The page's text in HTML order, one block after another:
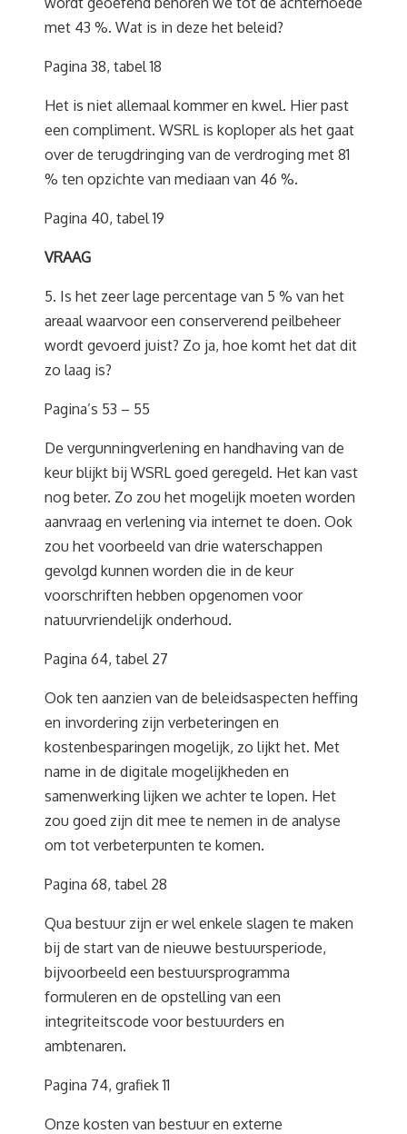
met 43 %. Wat is in deze het beleid?
Pagina 38, tabel 18
Het is niet allemaal kommer en kwel. Hier past
een compliment. WSRL is koploper als het gaat
over de terugdringing van de verdroging met 81
% ten opzichte van mediaan van 46 %.
Pagina 40, tabel 19
VRAAG
5. Is het zeer lage percentage van 5 % van het
areaal waarvoor een conserverend peilbeheer
wordt gevoerd juist? Zo ja, hoe komt het dat dit
zo laag is?
Pagina’s 53 – 55
De vergunningverlening en handhaving van de
keur blijkt bij WSRL goed geregeld. Het kan vast
nog beter. Zo zou het mogelijk moeten worden
aanvraag en verlening via internet te doen. Ook
zou het voorbeeld van drie waterschappen
gevolgd kunnen worden die in de keur
voorschriften hebben opgenomen voor
natuurvriendelijk onderhoud.
Pagina 64, tabel 27
Ook ten aanzien van de beleidsaspecten heffing
en invordering zijn verbeteringen en
kostenbesparingen mogelijk, zo lijkt het. Met
name in de digitale mogelijkheden en
samenwerking lijken we achter te lopen. Het
zou goed zijn dit mee te nemen in de analyse
om tot verbeterpunten te komen.
Pagina 68, tabel 28
Qua bestuur zijn er wel enkele slagen te maken
bij de start van de nieuwe bestuursperiode,
bijvoorbeeld een bestuursprogramma
formuleren en de opstelling van een
integriteitscode voor bestuurders en
ambtenaren.
Pagina 74, grafiek 11
Onze kosten van bestuur en externe